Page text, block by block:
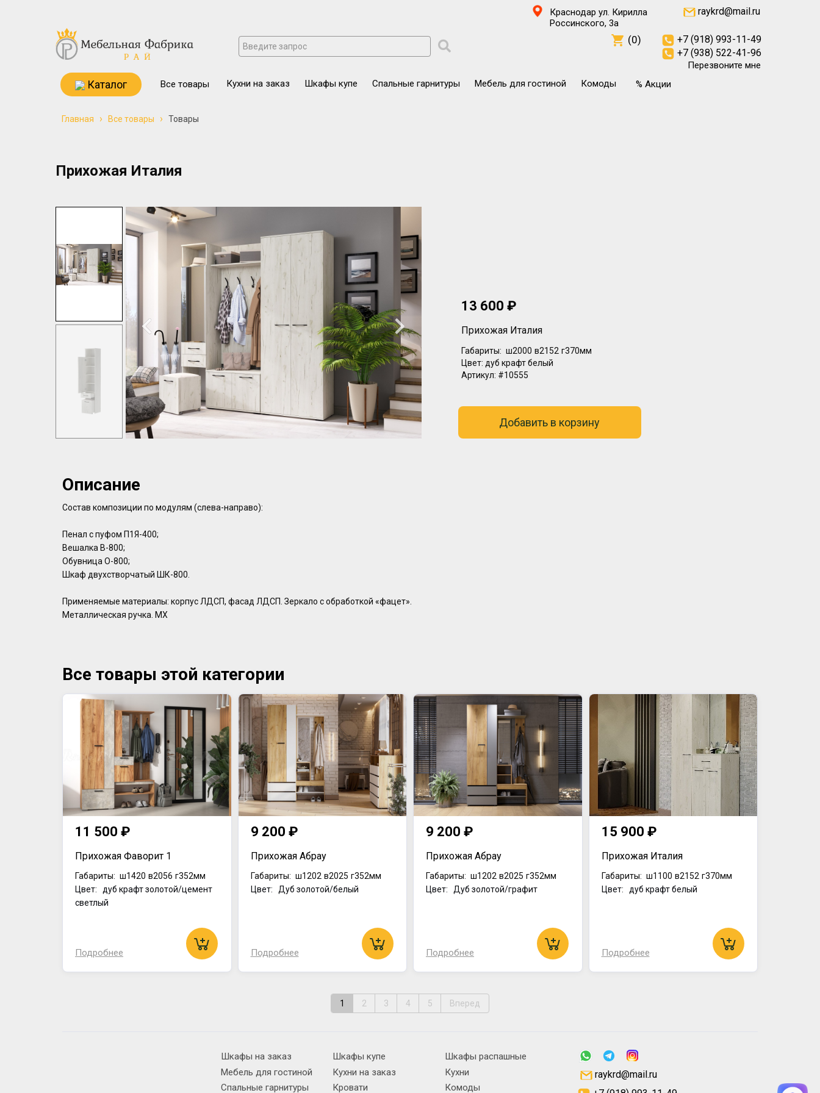
Краснодар ул. Кирилла
Россинского, 3а
raykrd@mail.ru
Перезвоните мне
Кухни на заказ
Шкафы купе Спальные гарнитуры Мебель для гостиной Комоды
Все товары % Акции
Каталог
(0)
+7 (918) 993-11-49
+7 (938) 522-41-96
Главная › Все товары › Товары
Прихожая Италия
13 600 ₽
Прихожая Италия
Габариты: ш2000 в2152 г370мм
Цвет: дуб крафт белый
Артикул: #10555
Добавить в корзину
Описание
Состав композиции по модулям (слева-направо):
Пенал с пуфом П1Я-400;
Вешалка В-800;
Обувница О-800;
Шкаф двухстворчатый ШК-800.
Применяемые материалы: корпус ЛДСП, фасад ЛДСП. Зеркало с обработкой «фацет».
Металлическая ручка. МХ
Все товары этой категории
11 500 ₽
Прихожая Фаворит 1
Габариты: ш1420 в2056 г352мм
Цвет: дуб крафт золотой/цемент
светлый
Подробнее
9 200 ₽
Прихожая Абрау
Габариты: ш1202 в2025 г352мм
Цвет: Дуб золотой/белый
Подробнее
9 200 ₽
Прихожая Абрау
Габариты: ш1202 в2025 г352мм
Цвет: Дуб золотой/графит
Подробнее
15 900 ₽
Прихожая Италия
Габариты: ш1100 в2152 г370мм
Цвет: дуб крафт белый
Подробнее
1 2 3 4 5 Вперед
Шкафы на заказ Шкафы купе
Шкафы распашные
Мебель для гостиной
Кухни на заказ
Кухни
Спальные гарнитуры
Кровати Комоды
raykrd@mail.ru